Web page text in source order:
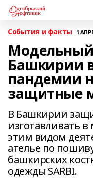
События и факты 1
Модельный
Башкирии
пандемии
защитные
В Башкирии
изготавливать
этим видом
ателье по
башкирских
одежды SARBI.